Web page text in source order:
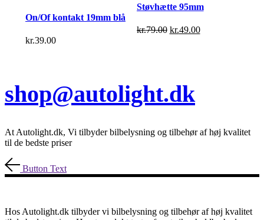
On/Of kontakt 19mm blå
kr.39.00
Støvhætte 95mm
kr.79.00 Den
kr.49.00Den
shop@autolight.dk
At Autolight.dk, Vi tilbyder bilbelysning og tilbehør af høj kvalitet
til de bedste priser
Button Text
Hos Autolight.dk tilbyder vi bilbelysning og tilbehør af høj kvalitet